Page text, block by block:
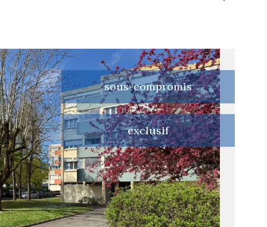
sous-compromis
exclusif
voir le
bien